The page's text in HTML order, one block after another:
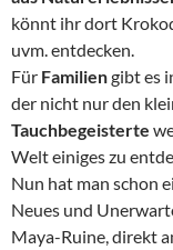
könnt ihr dort
uvm. entdecken.
Für Familiengibt es
der nicht nur den
Tauchbegeisterte
Welt einiges zu
Nun hat man schon
Neues und
Maya-Ruine, direkt